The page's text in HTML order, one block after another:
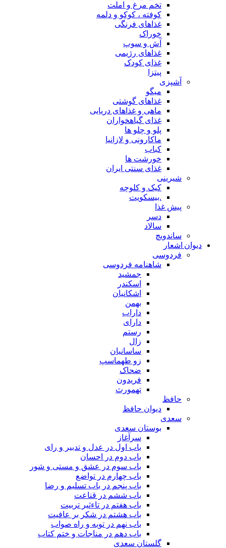
تخم مرغ و املت
کوفته ، کوکو و دلمه
غذاهای فرنگی
خوراک
آش و سوپ
غذاهای رژیمی
غذای کودک
پیتزا
آشپزی
میگو
غذاهای گوشتی
ماهی و غذاهای دریایی
غذای گیاهخواران
پلو و چلو ها
ماکارونی و لازانیا
کباب
خورشت ها
غذای سنتی ایران
شیرینی
کیک و کلوچه
.بیسکویت
پیش غذا
دسر
سالاد
ساندویچ
دیوان اشعار
فردوسی
شاهنامه فردوسی
جمشید
اسکندر
اشکانیان
بهمن
داراب
دارای
رستم
زال
ساسانیان
زو طهماسپ‏
ضحاک
فریدون
تهمورث
حافظ
دیوان حافظ
سعدی
بوستان سعدی
سرآغاز
باب اول در عدل و تدبیر و رای
باب دوم در احسان
باب سوم در عشق و مستی و شور
باب چهارم در تواضع
باب پنجم در باب تسلیم و رضا
باب ششم در قناعت
باب هفتم در تاءثیر تربیت
باب هشتم در شکر بر عافیت
باب نهم در توبه و راه صواب
باب دهم در مناجات و ختم کتاب
گلستان سعدی